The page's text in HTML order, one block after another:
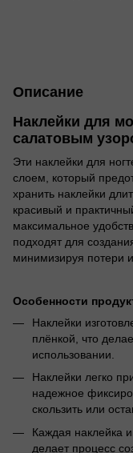
Описание
Наклейки для
салатовым
Эти наклейки для
слоем, который
хранить наклейки
красивый и
максимальное
подходят для
минимизируя потери
Особенности
Наклейки
плёнкой, что
использовании.
Наклейки легко
надежное
скользить или
Каждая наклейка
делает процесс